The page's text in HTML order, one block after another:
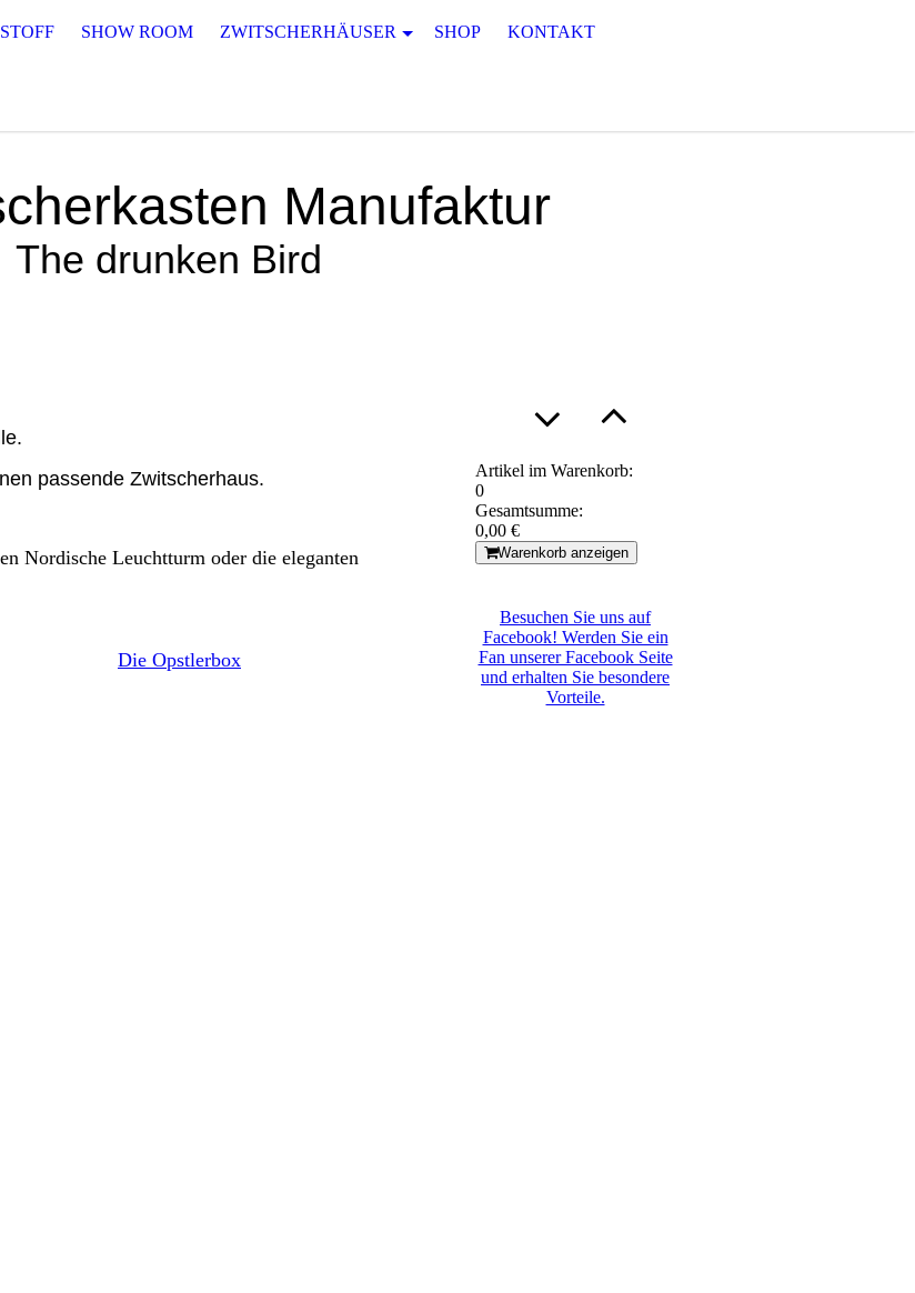
SHOW ROOM ZWITSCHERHÄUSER SHOP KONTAKT
Manufaktur
The drunken Bird
passende Zwitscherhaus.
Nordische Leuchtturm oder die eleganten
Die Opstlerbox
Artikel im Warenkorb:
0
Gesamtsumme:
0,00 €
Warenkorb anzeigen
Besuchen Sie uns auf
Facebook! Werden Sie ein
Fan unserer Facebook Seite
und erhalten Sie besondere
Vorteile.